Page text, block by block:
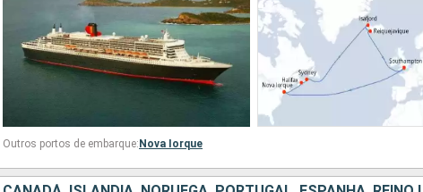
Outros portos de embarque: Nova Iorque